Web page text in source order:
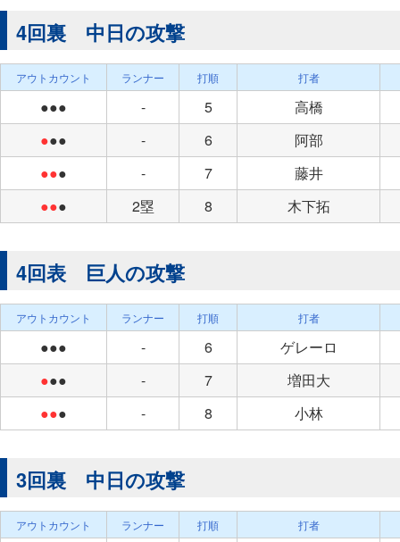
4回裏 中日の攻撃
アウトカウント ランナー 打順 打者
●●● - 5
高橋
●●● - 6
阿部
●●● - 7
藤井
●●● 2塁 8 木下拓
4回表 巨人の攻撃
アウトカウント ランナー 打順 打者
●●● - 6
ゲレーロ
●●● - 7
増田大
●●● - 8 小林
3回裏 中日の攻撃
アウトカウント ランナー 打順 打者